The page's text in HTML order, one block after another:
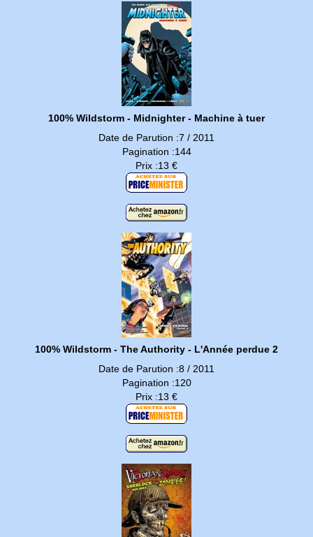
100% Wildstorm - Midnighter - Machine à tuer
Date de Parution :7 / 2011
Pagination :144
Prix :13 €
100% Wildstorm - The Authority - L'Année perdue 2
Date de Parution :8 / 2011
Pagination :120
Prix :13 €